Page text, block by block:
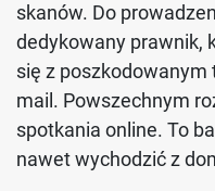
skanów. Do
dedykowany prawnik,
się z poszkodowanym
mail. Powszechnym
spotkania online. To
nawet wychodzić z